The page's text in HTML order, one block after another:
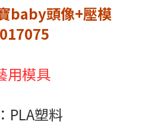
baby頭像+壓模
用模具
PLA塑料